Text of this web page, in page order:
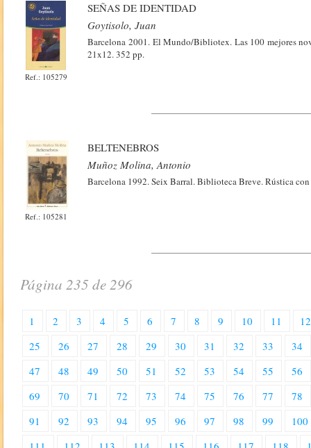
Ref.: 105279
SEÑAS DE IDENTIDAD
Goytisolo, Juan
Barcelona 2001. El Mundo/Bibliotex. Las 100 mejores
21x12. 352 pp.
Ref.: 105281
BELTENEBROS
Muñoz Molina, Antonio
Barcelona 1992. Seix Barral. Biblioteca Breve. Rústica
Página 235 de 296
1 2 3 4 5 6 7 8 9 10 11
12
25
26 27 28 29 30 31 32 33
34
47
48 49 50 51 52 53 54 55
56
69
70 71 72 73 74 75 76 77
78
91
92 93 94 95 96 97 98 99
100